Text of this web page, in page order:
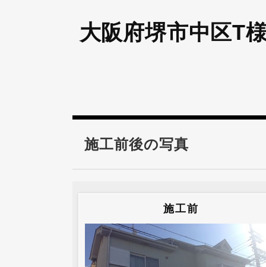
大阪府堺市中区T
施工前後の写真
施工前